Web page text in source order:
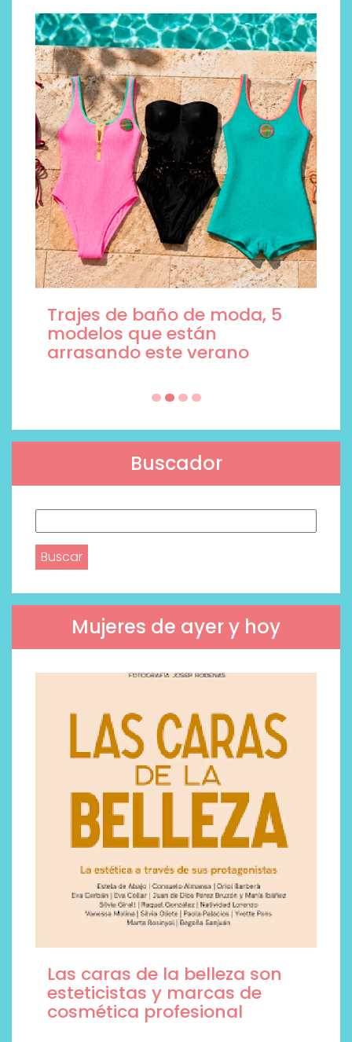
Trajes de baño de moda, 5
modelos que están
arrasando este verano
Buscador
Mujeres de ayer y hoy
Las caras de la belleza son
esteticistas y marcas de
cosmética profesional